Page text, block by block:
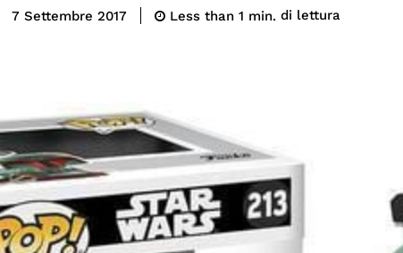
7 Settembre 2017 Less than 1 min. di lettura